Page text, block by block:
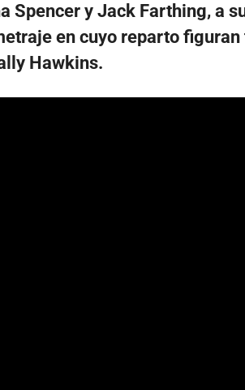
Spencer y Jack Farthing, a
en cuyo reparto
Hawkins.